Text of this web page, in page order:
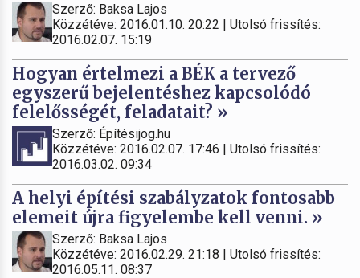
Szerző: Baksa Lajos
Közzétéve: 2016.01.10. 20:22 | Utolsó frissítés:
2016.02.07. 15:19
Hogyan értelmezi a BÉK a tervező
egyszerű bejelentéshez kapcsolódó
felelősségét, feladatait? »
Szerző: Építésijog.hu
Közzétéve: 2016.02.07. 17:46 | Utolsó frissítés:
2016.03.02. 09:34
A helyi építési szabályzatok fontosabb
elemeit újra figyelembe kell venni. »
Szerző: Baksa Lajos
Közzétéve: 2016.02.29. 21:18 | Utolsó frissítés:
2016.05.11. 08:37